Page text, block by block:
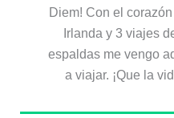
Diem! Con el
Irlanda y 3 viajes
espaldas me vengo
a viajar. ¡Que la